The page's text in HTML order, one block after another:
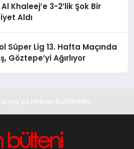
Khaleej’e 3-2’lik Şok Bir
Aldı
Süper Lig 13. Hafta Maçında
Göztepe’yi Ağırlıyor
Haber Bültenleri..